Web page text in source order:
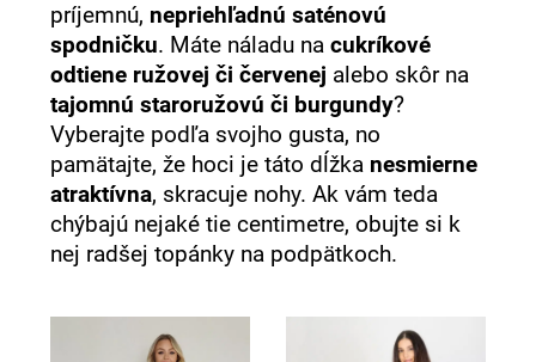
príjemnú, nepriehľadnú saténovú
spodničku. Máte náladu nacukríkové
odtiene ružovej či červenej alebo skôr na
tajomnú staroružovú či burgundy?
Vyberajte podľa svojho gusta, no
pamätajte, že hoci je táto dĺžka nesmierne
atraktívna, skracuje nohy. Ak vám teda
chýbajú nejaké tie centimetre, obujte si k
nej radšej topánky na podpätkoch.